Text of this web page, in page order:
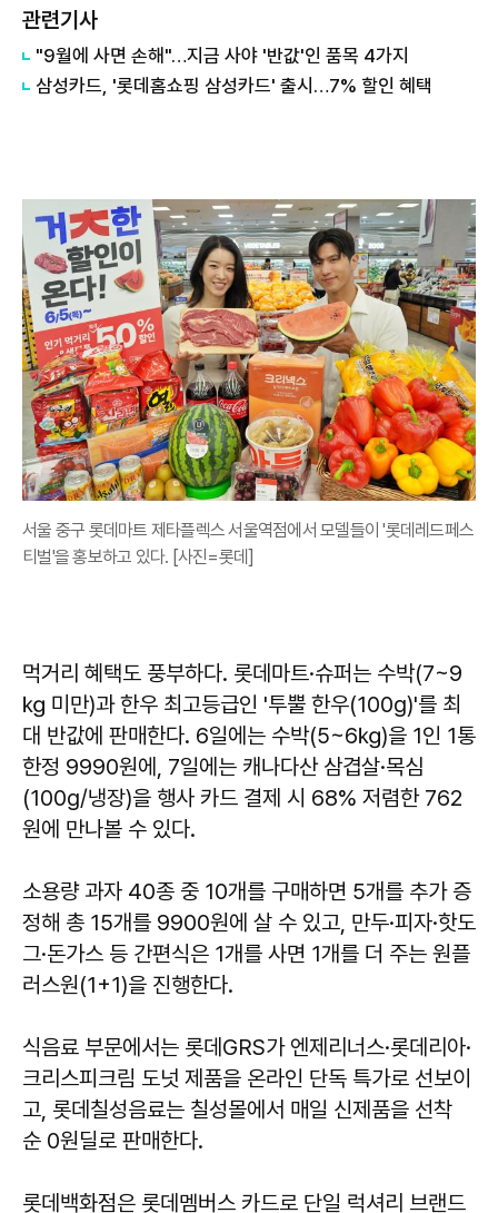
관련기사
"9월에 사면 손해"…지금 사야 '반값'인 품목 4가지
삼성카드, '롯데홈쇼핑 삼성카드' 출시…7% 할인 혜택
서울 중구 롯데마트 제타플렉스 서울역점에서 모델들이 '롯데레드페스
티벌'을 홍보하고 있다. [사진=롯데]
먹거리 혜택도 풍부하다. 롯데마트·슈퍼는 수박(7~9
㎏ 미만)과 한우 최고등급인 '투뿔 한우(100g)'를 최
대 반값에 판매한다. 6일에는 수박(5~6㎏)을 1인 1통
한정 9990원에, 7일에는 캐나다산 삼겹살·목심
(100g/냉장)을 행사 카드 결제 시 68% 저렴한 762
원에 만나볼 수 있다.
소용량 과자 40종 중 10개를 구매하면 5개를 추가 증
정해 총 15개를 9900원에 살 수 있고, 만두·피자·핫도
그·돈가스 등 간편식은 1개를 사면 1개를 더 주는 원플
러스원(1+1)을 진행한다.
식음료 부문에서는 롯데GRS가 엔제리너스·롯데리아·
크리스피크림 도넛 제품을 온라인 단독 특가로 선보이
고, 롯데칠성음료는 칠성몰에서 매일 신제품을 선착
순 0원딜로 판매한다.
롯데백화점은 롯데멤버스 카드로 단일 럭셔리 브랜드